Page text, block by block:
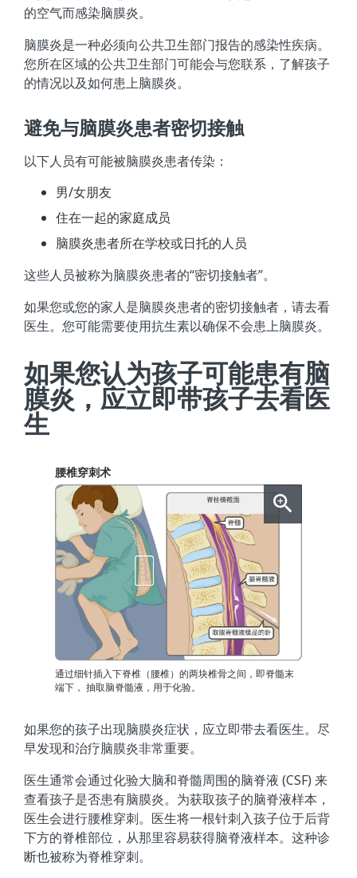
的空气而感染脑膜炎。
脑膜炎是一种必须向公共卫生部门报告的感染性疾病。
您所在区域的公共卫生部门可能会与您联系，了解孩子
的情况以及如何患上脑膜炎。
避免与脑膜炎患者密切接触
以下人员有可能被脑膜炎患者传染：
男/女朋友
住在一起的家庭成员
脑膜炎患者所在学校或日托的人员
这些人员被称为脑膜炎患者的“密切接触者”。
如果您或您的家人是脑膜炎患者的密切接触者，请去看
医生。您可能需要使用抗生素以确保不会患上脑膜炎。
如果您认为孩子可能患有脑
膜炎，应立即带孩子去看医
生
腰椎穿刺术
通过细针插入下脊椎（腰椎）的两块椎骨之间，即脊髓末
端下， 抽取脑脊髓液，用于化验。
如果您的孩子出现脑膜炎症状，应立即带去看医生。尽
早发现和治疗脑膜炎非常重要。
医生通常会通过化验大脑和脊髓周围的脑脊液 (CSF) 来
查看孩子是否患有脑膜炎。为获取孩子的脑脊液样本，
医生会进行腰椎穿刺。医生将一根针刺入孩子位于后背
下方的脊椎部位，从那里容易获得脑脊液样本。这种诊
断也被称为脊椎穿刺。